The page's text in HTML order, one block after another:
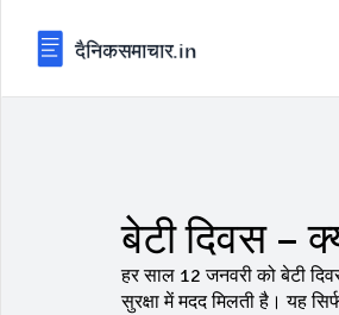
बेटी दिवस –
हर साल 12 जनवरी को बेटी
सुरक्षा में मदद मिलती है। यह